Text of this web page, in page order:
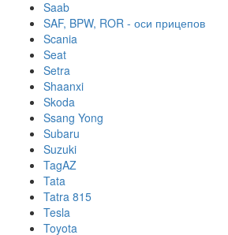
Saab
SAF, BPW, ROR - оси прицепов
Scania
Seat
Setra
Shaanxi
Skoda
Ssang Yong
Subaru
Suzuki
TagAZ
Tata
Tatra 815
Tesla
Toyota